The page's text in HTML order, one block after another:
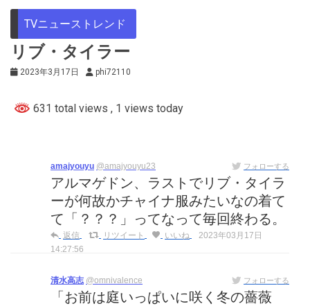
TVニューストレンド
リブ・タイラー
2023年3月17日 phi72110
631 total views , 1 views today
amajyouyu @amajyouyu23 フォローする
アルマゲドン、ラストでリブ・タイラ
ーが何故かチャイナ服みたいなの着て
て「？？？」ってなって毎回終わる。
返信 リツイート いいね
2023年03月17日
14:27:56
清水高志 @omnivalence フォローする
「お前は庭いっぱいに咲く冬の薔薇